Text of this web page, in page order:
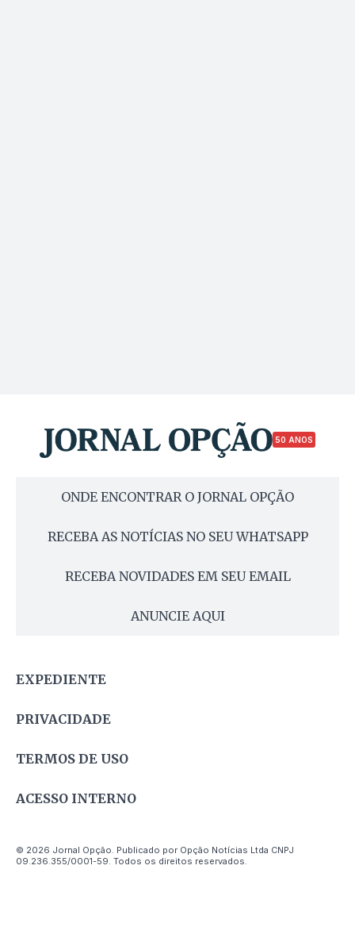
50 ANOS
ONDE ENCONTRAR O JORNAL OPÇÃO
RECEBA AS NOTÍCIAS NO SEU WHATSAPP
RECEBA NOVIDADES EM SEU EMAIL
ANUNCIE AQUI
EXPEDIENTE
PRIVACIDADE
TERMOS DE USO
ACESSO INTERNO
© 2026 Jornal Opção. Publicado por Opção Notícias Ltda CNPJ
09.236.355/0001-59. Todos os direitos reservados.